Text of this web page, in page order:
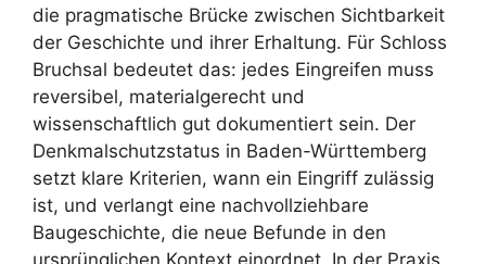
die pragmatische Brücke zwischen Sichtbarkeit
der Geschichte und ihrer Erhaltung. Für Schloss
Bruchsal bedeutet das: jedes Eingreifen muss
reversibel, materialgerecht und
wissenschaftlich gut dokumentiert sein. Der
Denkmalschutzstatus in Baden-Württemberg
setzt klare Kriterien, wann ein Eingriff zulässig
ist, und verlangt eine nachvollziehbare
Baugeschichte, die neue Befunde in den
ursprünglichen Kontext einordnet. In der Praxis